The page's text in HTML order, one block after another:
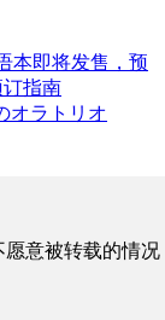
本即将发售，预
指南
オラトリオ
意被转载的情况